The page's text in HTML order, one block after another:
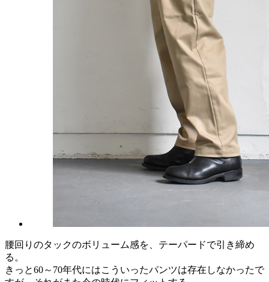
腰回りのタックのボリューム感を、テーパードで引き締め
る。
きっと60～70年代にはこういったパンツは存在しなかったで